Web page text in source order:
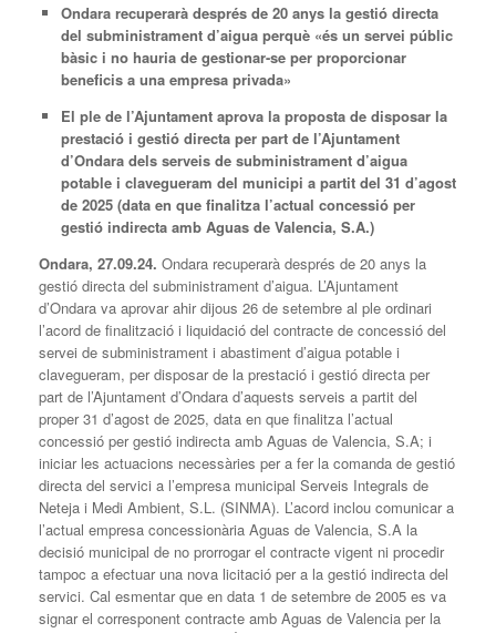
Ondara recuperarà després de 20 anys la gestió directa
del subministrament d’aigua perquè «és un servei públic
bàsic i no hauria de gestionar-se per proporcionar
beneficis a una empresa privada»
El ple de l’Ajuntament aprova la proposta de disposar la
prestació i gestió directa per part de l’Ajuntament
d’Ondara dels serveis de subministrament d’aigua
potable i clavegueram del municipi a partit del 31 d’agost
de 2025 (data en que finalitza l’actual concessió per
gestió indirecta amb Aguas de Valencia, S.A.)
Ondara, 27.09.24. Ondara recuperarà després de 20 anys la
gestió directa del subministrament d’aigua. L’Ajuntament
d’Ondara va aprovar ahir dijous 26 de setembre al ple ordinari
l’acord de finalització i liquidació del contracte de concessió del
servei de subministrament i abastiment d’aigua potable i
clavegueram, per disposar de la prestació i gestió directa per
part de l’Ajuntament d’Ondara d’aquests serveis a partit del
proper 31 d’agost de 2025, data en que finalitza l’actual
concessió per gestió indirecta amb Aguas de Valencia, S.A; i
iniciar les actuacions necessàries per a fer la comanda de gestió
directa del servici a l’empresa municipal Serveis Integrals de
Neteja i Medi Ambient, S.L. (SINMA). L’acord inclou comunicar a
l’actual empresa concessionària Aguas de Valencia, S.A la
decisió municipal de no prorrogar el contracte vigent ni procedir
tampoc a efectuar una nova licitació per a la gestió indirecta del
servici. Cal esmentar que en data 1 de setembre de 2005 es va
signar el corresponent contracte amb Aguas de Valencia per la